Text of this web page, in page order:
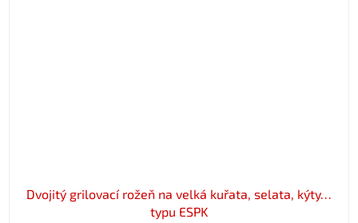
Dvojitý grilovací rožeň na velká kuřata, selata, kýty…
typu ESPK